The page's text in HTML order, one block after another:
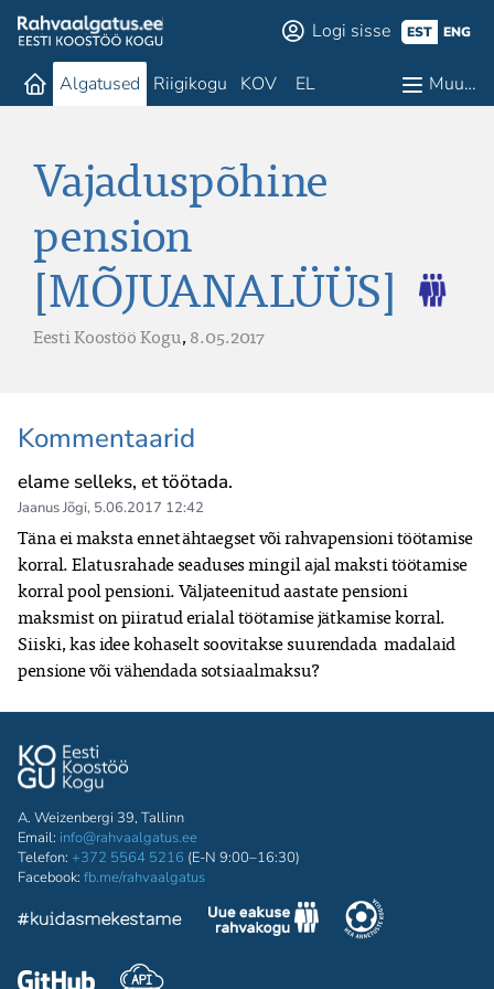
Logi sisse EST ENG
Algatused Riigikogu KOV EL Muu…
Vajaduspõhine
pension
[MÕJUANALÜÜS]
Eesti Koostöö Kogu,8.05.2017
Kommentaarid
elame selleks, et töötada.
Jaanus Jõgi, 5.06.2017 12:42
Täna ei maksta ennetähtaegset või rahvapensioni töötamise
korral. Elatusrahade seaduses mingil ajal maksti töötamise
korral pool pensioni. Väljateenitud aastate pensioni
maksmist on piiratud erialal töötamise jätkamise korral.
Siiski, kas idee kohaselt soovitakse suurendada  madalaid
pensione või vähendada sotsiaalmaksu?
A. Weizenbergi 39, Tallinn
Email: info@rahvaalgatus.ee
Telefon: +372 5564 5216 (E-N 9:00–16:30)
Facebook: fb.me/rahvaalgatus